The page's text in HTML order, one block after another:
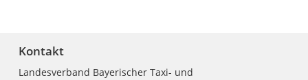
Kontakt
Landesverband Bayerischer Taxi- und